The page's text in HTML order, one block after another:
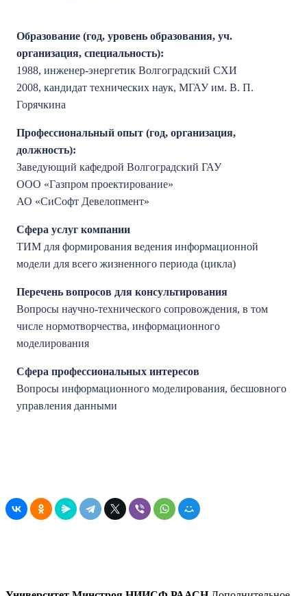
Образование (год, уровень образования, уч.
организация, специальность):
1988, инженер-энергетик Волгоградский СХИ
2008, кандидат технических наук, МГАУ им. В. П.
Горячкина
Профессиональный опыт (год, организация,
должность):
Заведующий кафедрой Волгоградский ГАУ
ООО «Газпром проектирование»
АО «СиСофт Девелопмент»
Сфера услуг компании
ТИМ для формирования ведения информационной
модели для всего жизненного периода (цикла)
Перечень вопросов для консультирования
Вопросы научно-технического сопровождения, в том
числе нормотворчества, информационного
моделирования
Сфера профессиональных интересов
Вопросы информационного моделирования, бесшовного
управления данными